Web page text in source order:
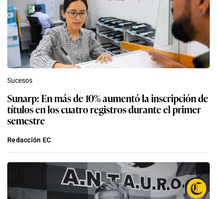
Sucesos
Sunarp: En más de 10% aumentó la inscripción de
títulos en los cuatro registros durante el primer
semestre
Redacción EC